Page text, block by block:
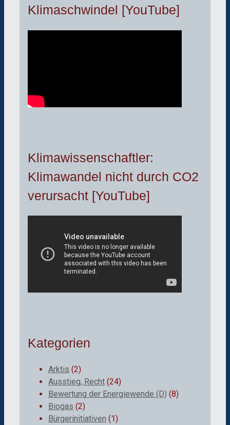
Klimaschwindel [YouTube]
Klimawissenschaftler:
Klimawandel nicht durch CO2
verursacht [YouTube]
Kategorien
Arktis (2)
Ausstieg, Recht (24)
Bewertung der Energiewende (D) (8)
Biogas (2)
Bürgerinitiativen (1)